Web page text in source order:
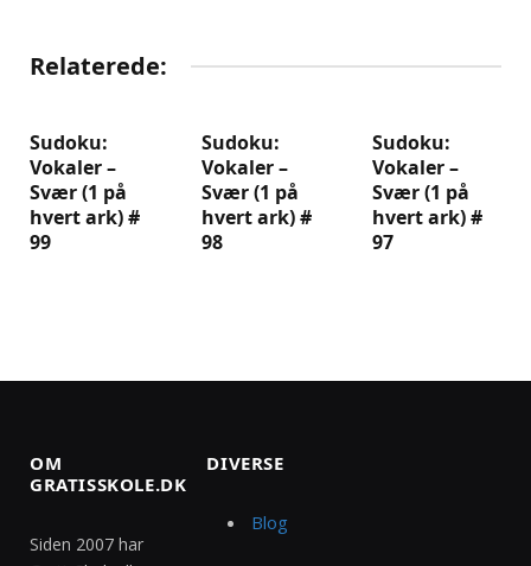
Relaterede:
Sudoku:
Vokaler –
Svær (1 på
hvert ark) #
99
Sudoku:
Vokaler –
Svær (1 på
hvert ark) #
98
Sudoku:
Vokaler –
Svær (1 på
hvert ark) #
97
OM
GRATISSKOLE.DK
Siden 2007 har
DIVERSE
Blog